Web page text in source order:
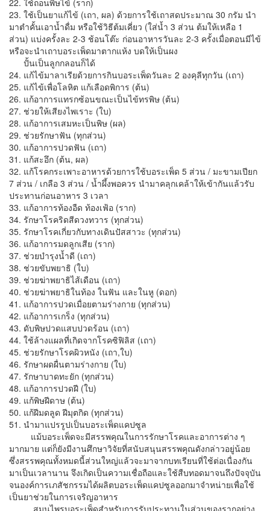
22. ใช้ถอนพิษไข้ (ราก)
23. ใช้เป็นยาแก้ไข้ (เถา, ผล) ด้วยการใช้เถาสดประมาณ 30 กรัม นำ
มาตำคั้นเอาน้ำดื่ม หรือใช้วิธีต้มเคี่ยว (ใส่น้ำ 3 ส่วน ต้มให้เหลือ 1
ส่วน) แบ่งครั้งละ 2-3 ช้อนโต๊ะ ก่อนอาหารวันละ 2-3 ครั้งเมื่อตอนมีไข้
หรือจะนำเถาบอระเพ็ดมาตากแห้ง บดให้เป็นผง
ปั้นเป็นลูกกลอนก็ได้
24. แก้ไข้มาลาเรียด้วยการกินบอระเพ็ดวันละ 2 องคุลีทุกวัน (เถา)
25. แก้ไข้เพื่อโลหิต แก้เลือดพิการ (ต้น)
26. แก้อาการแทรกซ้อนขณะเป็นไข้ทรพิษ (ต้น)
27. ช่วยให้เสียงไพเราะ (ใบ)
28. แก้อาการเสมหะเป็นพิษ (ผล)
29. ช่วยรักษาฟัน (ทุกส่วน)
30. แก้อาการปวดฟัน (เถา)
31. แก้สะอึก (ต้น, ผล)
32. แก้โรคกระเพาะอาหารด้วยการใช้บอระเพ็ด 5 ส่วน / มะขามเปียก
7 ส่วน / เกลือ 3 ส่วน / น้ำผึ้งพอควร นำมาคลุกเคล้าให้เข้ากันแล้วรับ
ประทานก่อนอาหาร 3 เวลา
33. แก้อาการท้องอืด ท้องเฟ้อ (ราก)
34. รักษาโรคริดสีดวงทวาร (ทุกส่วน)
35. รักษาโรคเกี่ยวกับทางเดินปัสสาวะ (ทุกส่วน)
36. แก้อาการมดลูกเสีย (ราก)
37. ช่วยบำรุงน้ำดี (เถา)
38. ช่วยขับพยาธิ (ใบ)
39. ช่วยฆ่าพยาธิไส้เดือน (เถา)
40. ช่วยฆ่าพยาธิในท้อง ในฟัน และในหู (ดอก)
41. แก้อาการปวดเมื่อยตามร่างกาย (ทุกส่วน)
42. แก้อาการเกร็ง (ทุกส่วน)
43. ดับพิษปวดแสบปวดร้อน (เถา)
44. ใช้ล้างแผลที่เกิดจากโรคซิฟิลิส (เถา)
45. ช่วยรักษาโรคผิวหนัง (เถา,ใบ)
46. รักษาผดผื่นตามร่างกาย (ใบ)
47. รักษาบาดทะยัก (ทุกส่วน)
48. แก้อาการปวดฝี (ใบ)
49. แก้พิษฝีดาษ (ต้น)
50. แก้ฝีมดลูด ฝีมุตกิด (ทุกส่วน)
51. นำมาแปรรูปเป็นบอระเพ็ดแคปซูล
แม้บอระเพ็ดจะมีสรรพคุณในการรักษาโรคและอาการต่าง ๆ
มากมาย แต่ก็ยังมีงานศึกษาวิจัยที่สนับสนุนสรรพคุณดังกล่าวอยู่น้อย
ซึ่งสรรพคุณทั้งหมดนี้ส่วนใหญ่แล้วจะมาจากบทเรียนที่ใช้ต่อเนื่องกัน
มาเป็นเวลานาน จึงเกิดเป็นความเชื่อถือและใช้สืบทอดมาจนถึงปัจจุบัน
จนองค์การเภสัชกรรมได้ผลิตบอระเพ็ดแคปซูลออกมาจำหน่ายเพื่อใช้
เป็นยาช่วยในการเจริญอาหาร